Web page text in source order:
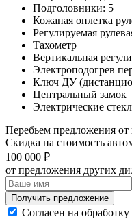
Подголовники: 5
Кожаная оплетка
Регулируемая
Тахометр
Вертикальная
Электроподогрев
Ключ ДУ
Центральный замок
Электрические
Перебьем предложения от
Скидка на стоимость
100 000 ₽
от предложения других
Получить предложение
Согласен на